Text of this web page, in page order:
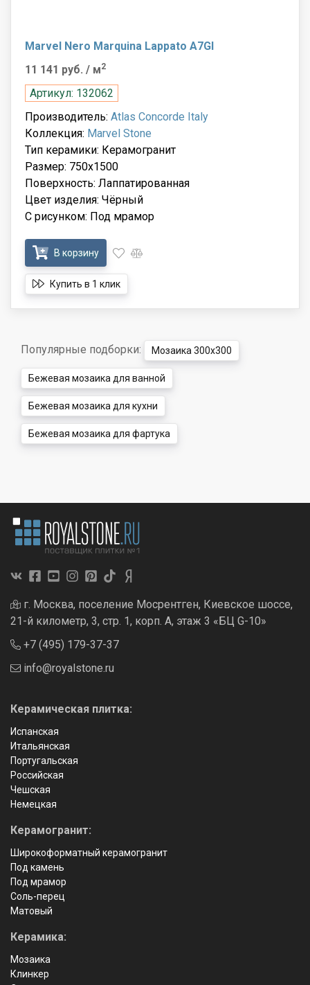
Marvel Nero Marquina Lappato A7GI
11 141 руб. / м2
Артикул: 132062
Производитель: Atlas Concorde Italy
Коллекция: Marvel Stone
Тип керамики: Керамогранит
Размер: 750x1500
Поверхность: Лаппатированная
Цвет изделия: Чёрный
С рисунком: Под мрамор
В корзину
Купить в 1 клик
Популярные подборки: Мозаика 300x300
Бежевая мозаика для ванной
Бежевая мозаика для кухни
Бежевая мозаика для фартука
г. Москва, поселение Мосрентген, Киевское шоссе,
21-й километр, 3, стр. 1, корп. А, этаж 3 «БЦ G-10»
+7 (495) 179-37-37
info@royalstone.ru
Керамическая плитка:
Испанская
Итальянская
Португальская
Российская
Чешская
Немецкая
Керамогранит:
Широкоформатный керамогранит
Под камень
Под мрамор
Соль-перец
Матовый
Керамика:
Мозаика
Клинкер